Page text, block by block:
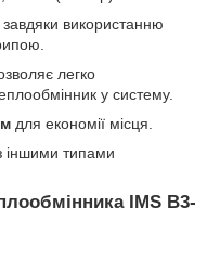
завдяки використанню
легко
у систему.
для економії місця.
іншими типами
IMS B3-